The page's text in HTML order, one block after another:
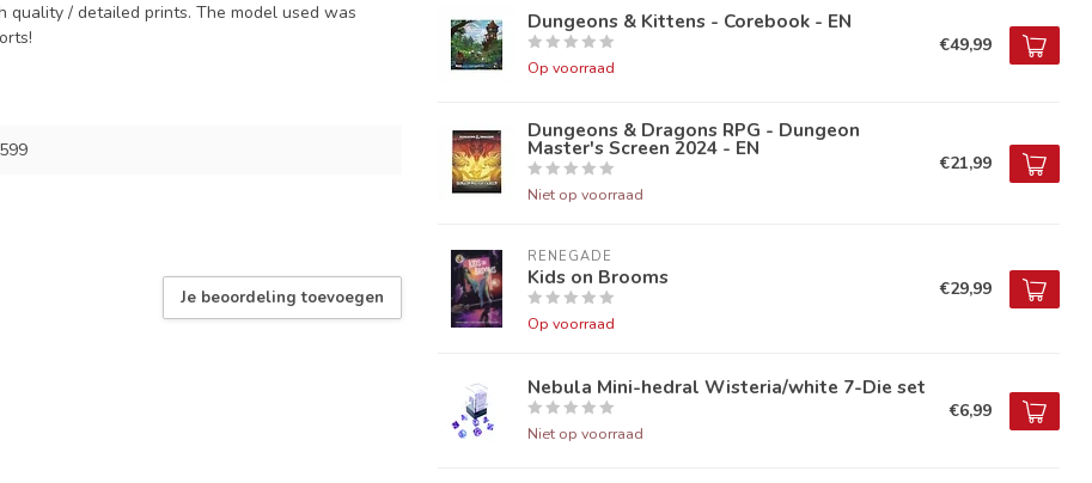
quality / detailed prints. The model used was
Je beoordeling toevoegen
Dungeons & Kittens - Corebook - EN
Op voorraad
€49,99
Dungeons & Dragons RPG - Dungeon
Master's Screen 2024 - EN
Niet op voorraad
€21,99
RENEGADE
Kids on Brooms
Op voorraad
€29,99
Nebula Mini-hedral Wisteria/white 7-Die set
Niet op voorraad
€6,99